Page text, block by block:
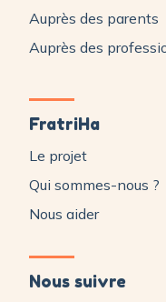
Auprès des parents
Auprès des
FratriHa
Le projet
Qui sommes-nous ?
Nous aider
Nous suivre